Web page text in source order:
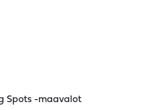
Spots -maavalot